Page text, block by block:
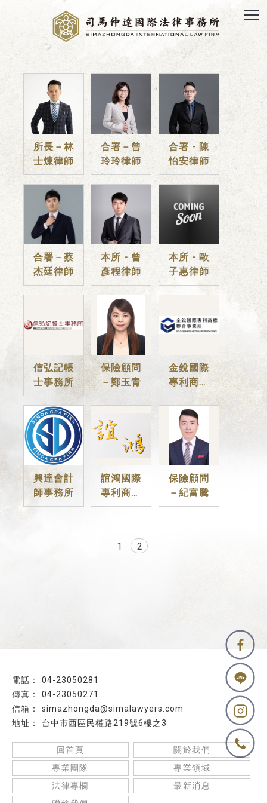
所長－林
士煉律師
合署－曾
玲玲律師
合署 - 陳
怡安律師
合署－蔡
杰廷律師
本所 - 曾
彥程律師
本所 - 歐
子惠律師
信弘記帳
士事務所
保險顧問
－鄭玉青
金銳國際
專利商標
聯合事務
所
興達會計
師事務所
誼鴻國際
專利商標
事務所
保險顧問
－紀富騰
1 2
04-23050281
04-23050271
simazhongda@simalawyers.com
台中市西區民權路219號6樓之3
回首頁
關於我們
專業團隊
專業領域
法律專欄
最新消息